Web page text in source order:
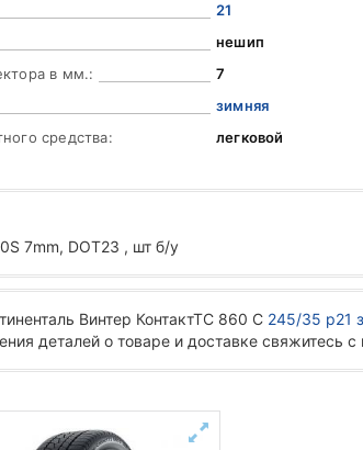
21
нешип
в мм.:
7
зимняя
средства:
легковой
7mm, DOT23 , шт б/у
Винтер КонтактТС 860 С 245/35 р21
деталей о товаре и доставке свяжитесь